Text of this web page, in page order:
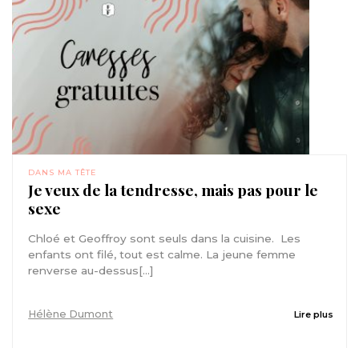
DANS MA TÊTE
Je veux de la tendresse, mais pas pour le
sexe
Chloé et Geoffroy sont seuls dans la cuisine. Les
enfants ont filé, tout est calme. La jeune femme
renverse au-dessus[...]
Hélène Dumont Lire plus